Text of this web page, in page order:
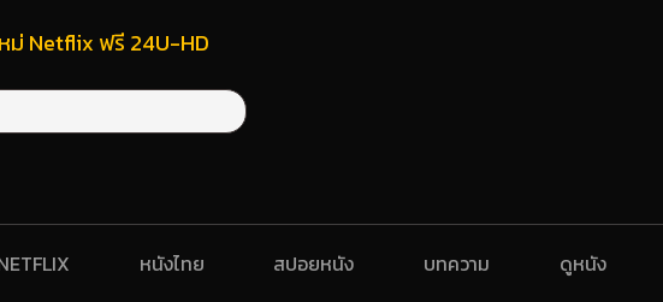
ม่ Netflix ฟรี 24U-HD
หนังไทย สปอยหนัง บทความ ดูหนัง